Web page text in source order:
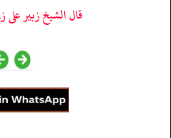
قال الشيخ زبير على